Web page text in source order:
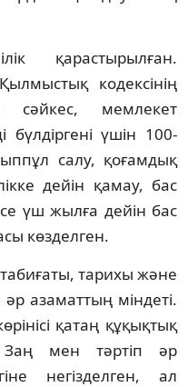
қарастырылған.
кодексінің
сәйкес, мемлекет
бүлдіргені үшін 100-
салу, қоғамдық
дейін қамау, бас
үш жылға дейін бас
көзделген.
табиғаты, тарихы және
азаматтың міндеті.
қатаң құқықтық
Заң мен тәртіп әр
негізделген, ал